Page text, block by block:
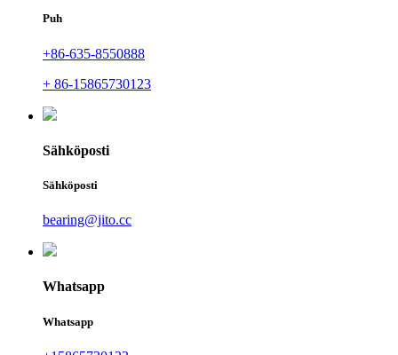
Puh
+86-635-8550888
+ 86-15865730123
Sähköposti
Sähköposti
bearing@jito.cc
Whatsapp
Whatsapp